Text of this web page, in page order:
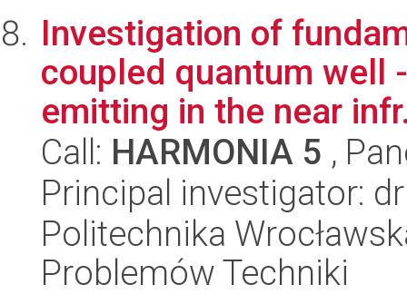
Investigation of
coupled quantum well
emitting in the near
Call: HARMONIA 5 ,
Principal investigator:
Politechnika
Problemów Techniki